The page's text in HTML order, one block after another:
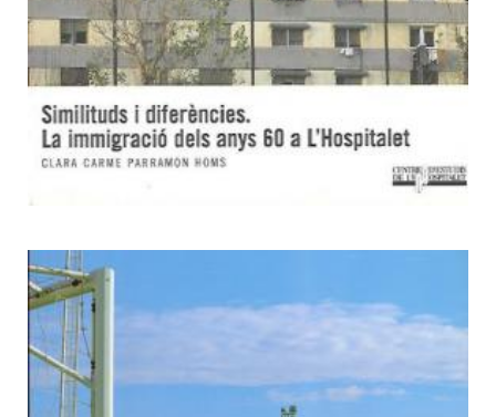
1
Repetició de la jugada: història
social de l'esport a
l'Hospitalet